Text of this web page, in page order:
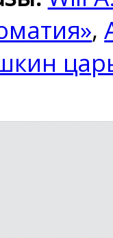
,